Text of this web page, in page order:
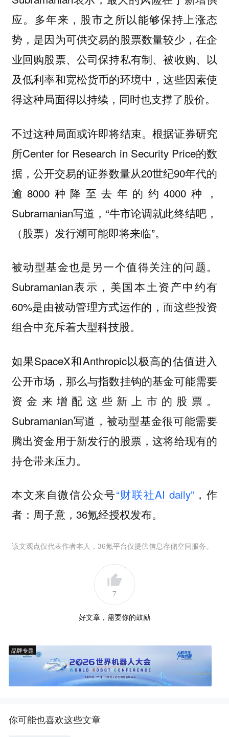
应。多年来，股市之所以能够保持上涨态
势，是因为可供交易的股票数量较少，在企
业回购股票、公司保持私有制、被收购、以
及低利率和宽松货币的环境中，这些因素使
得这种局面得以持续，同时也支撑了股价。
不过这种局面或许即将结束。根据证券研究
所Center for Research in Security Price的数
据，公开交易的证券数量从20世纪90年代的
逾8000种降至去年的约4000种，
Subramanian写道，“牛市论调就此终结吧，
（股票）发行潮可能即将来临”。
被动型基金也是另一个值得关注的问题。
Subramanian表示，美国本土资产中约有
60%是由被动管理方式运作的，而这些投资
组合中充斥着大型科技股。
如果SpaceX和Anthropic以极高的估值进入
公开市场，那么与指数挂钩的基金可能需要
资金来增配这些新上市的股票。
Subramanian写道，被动型基金很可能需要
腾出资金用于新发行的股票，这将给现有的
持仓带来压力。
本文来自微信公众号“财联社AI daily”，作
者：周子意，36氪经授权发布。
该文观点仅代表作者本人，36氪平台仅提供信息存储空间服务。
7
好文章，需要你的鼓励
品牌专题
你可能也喜欢这些文章